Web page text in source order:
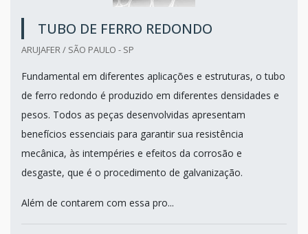
TUBO DE FERRO REDONDO
ARUJAFER / SÃO PAULO - SP
Fundamental em diferentes aplicações e estruturas, o tubo
de ferro redondo é produzido em diferentes densidades e
pesos. Todos as peças desenvolvidas apresentam
benefícios essenciais para garantir sua resistência
mecânica, às intempéries e efeitos da corrosão e
desgaste, que é o procedimento de galvanização.
Além de contarem com essa pro...